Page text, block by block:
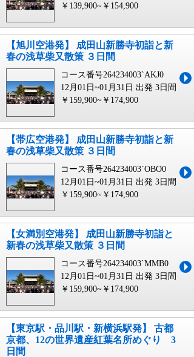
￥139,900~￥154,900
【旭川空港発】 成田山新勝寺初詣と新
春の浅草柴又散策 ３日間
コース番号264234003`AKJ0
12月01日~01月31日 出発 3日間
￥159,900~￥174,900
【帯広空港発】 成田山新勝寺初詣と新
春の浅草柴又散策 ３日間
コース番号264234003`OBO0
12月01日~01月31日 出発 3日間
￥159,900~￥174,900
【女満別空港発】 成田山新勝寺初詣と
新春の浅草柴又散策 ３日間
コース番号264234003`MMB0
12月01日~01月31日 出発 3日間
￥159,900~￥174,900
【東京駅・品川駅・新横浜駅発】 古都
京都、12の世界遺産紅葉名所めぐり 3
日間